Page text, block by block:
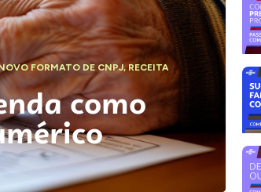
FORMATO DE CNPJ,RECEITA
como